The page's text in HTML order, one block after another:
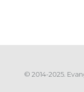
© 2014-2025.